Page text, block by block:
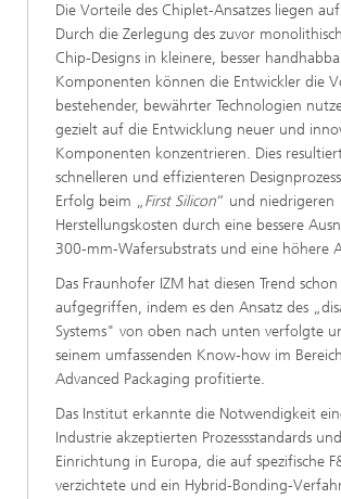
Die Vorteile des Chiplet-Ansatzes liegen
Durch die Zerlegung des zuvor
Chip-Designs in kleinere, besser
Komponenten können die Entwickler die
bestehender, bewährter Technologien
gezielt auf die Entwicklung neuer und
Komponenten konzentrieren. Dies
schnelleren und effizienteren
Erfolg beim „First Silicon“ und niedrigeren
Herstellungskosten durch eine bessere
300-mm-Wafersubstrats und eine höhere
Das Fraunhofer IZM hat diesen Trend
aufgegriffen, indem es den Ansatz des
Systems" von oben nach unten verfolgte
seinem umfassenden Know-how im
Advanced Packaging profitierte.
Das Institut erkannte die Notwendigkeit
Industrie akzeptierten Prozessstandards
Einrichtung in Europa, die auf spezifische
verzichtete und ein Hybrid-Bonding-